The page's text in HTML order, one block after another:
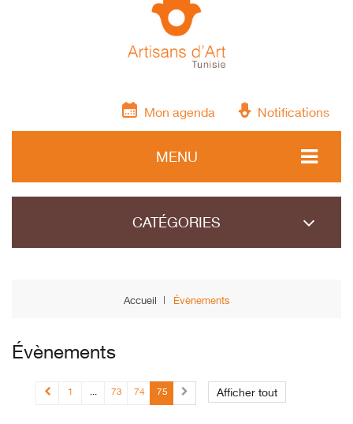
Mon agenda Notifications
MENU
CATÉGORIES
Accueil Évènements
Évènements
1 ... 73 74 75 Afficher tout